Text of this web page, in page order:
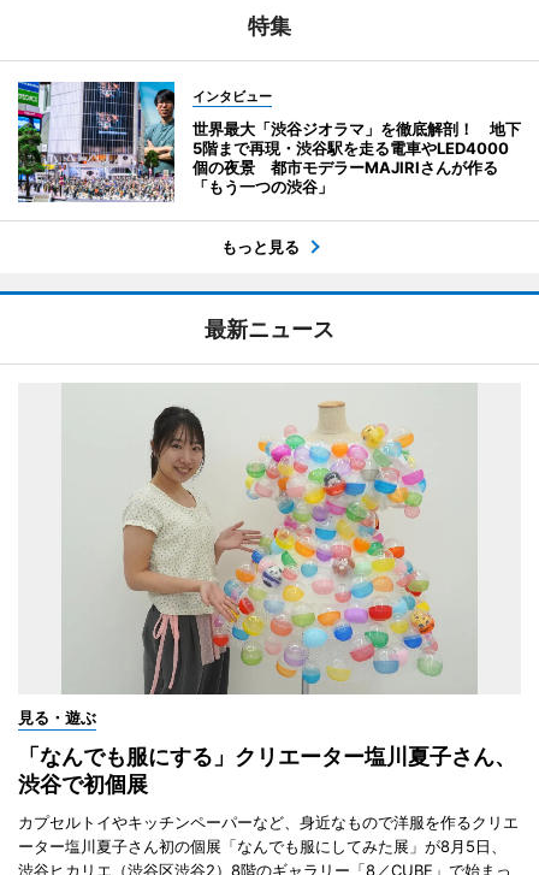
特集
インタビュー
世界最大「渋谷ジオラマ」を徹底解剖！ 地下
5階まで再現・渋谷駅を走る電車やLED4000
個の夜景 都市モデラーMAJIRIさんが作る
「もう一つの渋谷」
もっと見る
最新ニュース
見る・遊ぶ
「なんでも服にする」クリエーター塩川夏子さん、
渋谷で初個展
カプセルトイやキッチンペーパーなど、身近なもので洋服を作るクリエ
ーター塩川夏子さん初の個展「なんでも服にしてみた展」が8月5日、
渋谷ヒカリエ（渋谷区渋谷2）8階のギャラリー「8／CUBE」で始まっ